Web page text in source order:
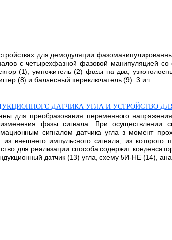
для демодуляции
с четырехфазной фазовой манипуляцией со
(1), умножитель (2) фазы на два,
(8) и балансный переключатель (9). 3 ил.
ДАТЧИКА УГЛА И УСТРОЙСТВО
для преобразования переменного
фазы сигнала. При осуществлении
сигналом датчика угла в момент
внешнего импульсного сигнала, из которого
для реализации способа содержит
датчик (13) угла, схему 5И-НЕ (14),